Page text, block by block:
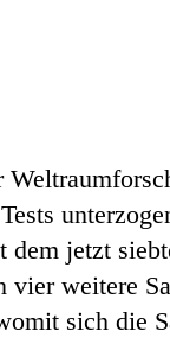
jetzt
vier weitere
sich die